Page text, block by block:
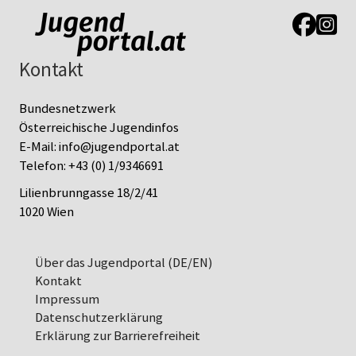
Link zur
Link
Kontakt
Bundesnetzwerk
Österreichische Jugendinfos
E-Mail:info@jugendportal.at
Telefon:+43 (0) 1/9346691
Lilienbrunngasse 18/2/41
1020 Wien
Über das Jugendportal (DE/EN)
Kontakt
Impressum
Datenschutz­erklärung
Erklärung zur Barrierefreiheit